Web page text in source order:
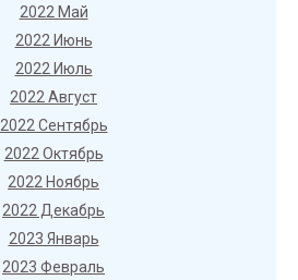
2022 Май
2022 Июнь
2022 Июль
2022 Август
2022 Сентябрь
2022 Октябрь
2022 Ноябрь
2022 Декабрь
2023 Январь
2023 Февраль